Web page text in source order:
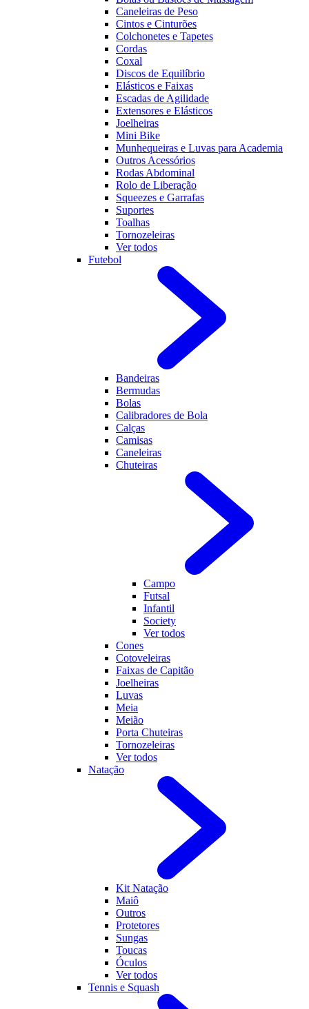
Caneleiras de Peso
Cintos e Cinturões
Colchonetes e Tapetes
Cordas
Coxal
Discos de Equilíbrio
Elásticos e Faixas
Escadas de Agilidade
Extensores e Elásticos
Joelheiras
Mini Bike
Munhequeiras e Luvas para Academia
Outros Acessórios
Rodas Abdominal
Rolo de Liberação
Squeezes e Garrafas
Suportes
Toalhas
Tornozeleiras
Ver todos
Futebol
Bandeiras
Bermudas
Bolas
Calibradores de Bola
Calças
Camisas
Caneleiras
Chuteiras
Campo
Futsal
Infantil
Society
Ver todos
Cones
Cotoveleiras
Faixas de Capitão
Joelheiras
Luvas
Meia
Meião
Porta Chuteiras
Tornozeleiras
Ver todos
Natação
Kit Natação
Maiô
Outros
Protetores
Sungas
Toucas
Óculos
Ver todos
Tennis e Squash